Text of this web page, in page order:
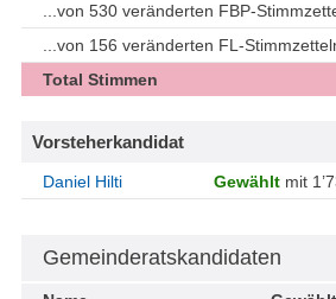
...von 530 veränderten FBP-
...von 156 veränderten FL-
Total Stimmen
Vorsteherkandidat
Daniel Hilti Gewählt mit
Gemeinderatskandidaten